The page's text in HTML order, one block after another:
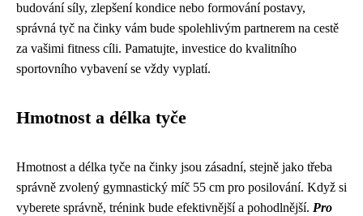
budování síly, zlepšení kondice nebo formování postavy,
správná tyč na činky vám bude spolehlivým partnerem na cestě
za vašimi fitness cíli. Pamatujte, investice do kvalitního
sportovního vybavení se vždy vyplatí.
Hmotnost a délka tyče
Hmotnost a délka tyče na činky jsou zásadní, stejně jako třeba
správně zvolený gymnastický míč 55 cm pro posilování. Když si
vyberete správně, trénink bude efektivnější a pohodlnější. Pro